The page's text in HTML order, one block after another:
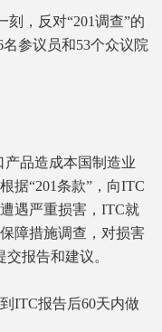
，反对“201调查”的
参议员和53个众议院
品造成本国制造业
据“201条款”，向ITC
遇严重损害，ITC就
障措施调查，对损害
报告和建议。
ITC报告后60天内做